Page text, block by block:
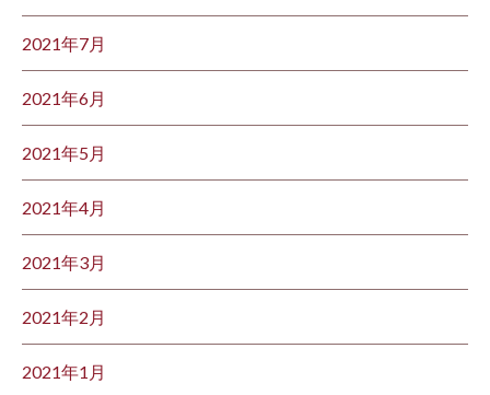
2021年7月
2021年6月
2021年5月
2021年4月
2021年3月
2021年2月
2021年1月